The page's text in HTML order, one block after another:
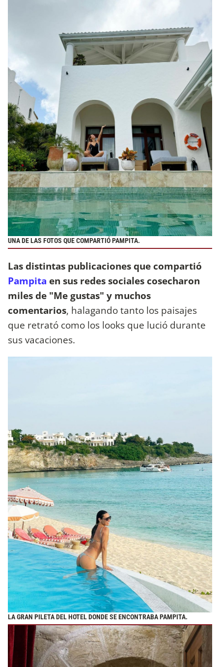
UNA DE LAS FOTOS QUE COMPARTIÓ PAMPITA.
Las distintas publicaciones que compartió
Pampita en sus redes sociales cosecharon
miles de "Me gustas" y muchos
comentarios, halagando tanto los paisajes
que retrató como los looks que lució durante
sus vacaciones.
LA GRAN PILETA DEL HOTEL DONDE SE ENCONTRABA PAMPITA.